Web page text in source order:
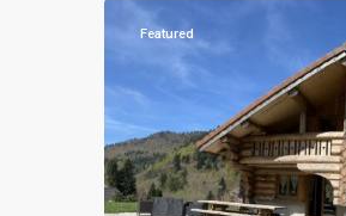
Featured